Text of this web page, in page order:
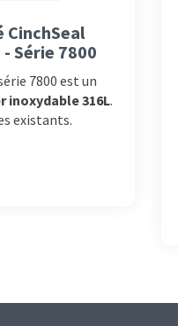
Série 7800
7800 est un
inoxydable 316L.
existants.